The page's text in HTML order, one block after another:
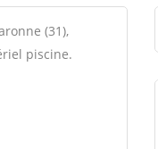
(31),
piscine.